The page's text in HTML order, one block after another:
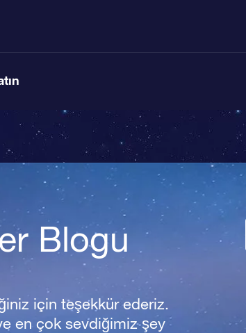
Blogu
için teşekkür ederiz.
en çok sevdiğimiz şey